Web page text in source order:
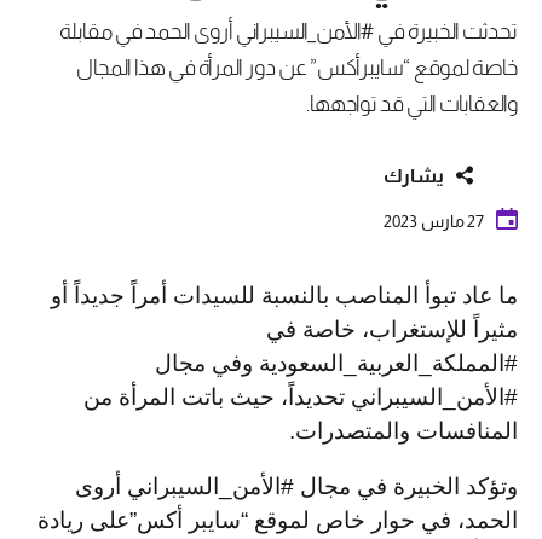
تحدثت الخبيرة في #الأمن_السيبراني أروى الحمد في مقابلة
خاصة لموقع “سايبرأكس” عن دور المرأة في هذا المجال
والعقابات التي قد تواجهها.
يشارك
27 مارس 2023
ما عاد تبوأ المناصب بالنسبة للسيدات أمراً جديداً أو
مثيراً للإستغراب، خاصة في
#المملكة_العربية_السعودية وفي مجال
#الأمن_السيبراني تحديداً، حيث باتت المرأة من
المنافسات والمتصدرات.
وتؤكد الخبيرة في مجال #الأمن_السيبراني أروى
الحمد، في حوار خاص لموقع “سايبر أكس”على ريادة